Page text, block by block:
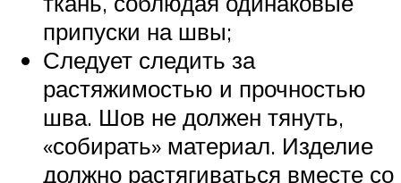
припуски на швы;
Следует следить за
растяжимостью и прочностью
шва. Шов не должен тянуть,
«собирать» материал. Изделие
должно растягиваться вместе со